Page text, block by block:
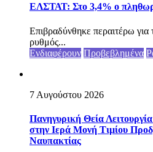
ΕΛΣΤΑΤ: Στο 3,4% ο
Επιβραδύνθηκε περαιτέρω για
ρυθμός...
Ενδιαφέρουν Προβεβλημένα
7 Αυγούστου 2026
Πανηγυρική Θεία
στην Ιερά Μονή Τιμίου
Ναυπακτίας